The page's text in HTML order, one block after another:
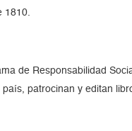
1810.
de Responsabilidad
patrocinan y editan